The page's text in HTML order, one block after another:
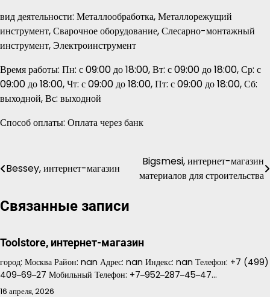
вид деятельности: Металлообработка, Металлорежущий
инструмент, Сварочное оборудование, Слесарно-монтажный
инструмент, Электроинструмент
Время работы: Пн: с 09:00 до 18:00, Вт: с 09:00 до 18:00, Ср: с
09:00 до 18:00, Чт: с 09:00 до 18:00, Пт: с 09:00 до 18:00, Сб:
выходной, Вс: выходной
Способ оплаты: Оплата через банк
Навигация
записям
Bessey, интернет-магазин
Bigsmesi, интернет-магазин
материалов для строительства
Связанные записи
Toolstore, интернет-магазин
город: Москва Район: nan Адрес: nan Индекс: nan Телефон: +7 (499)
409‒69‒27 Мобильный Телефон: +7‒952‒287‒45‒47…
16 апреля, 2026